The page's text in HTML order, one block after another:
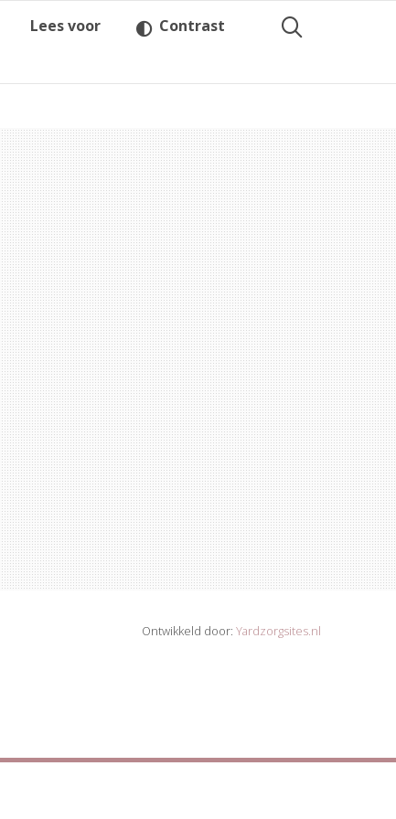
Lees voor Contrast
Ontwikkeld door: Yardzorgsites.nl